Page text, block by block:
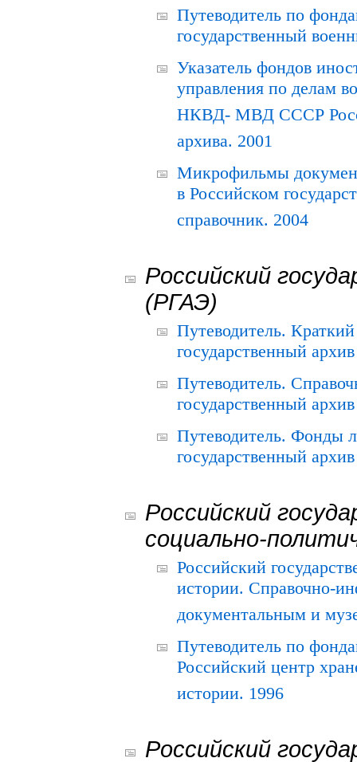
Путеводитель по
государственный
Указатель фондов
управления по делам
НКВД- МВД СССР
архива. 2001
Микрофильмы
в Российском
справочник. 2004
Российский
(РГАЭ)
Путеводитель.
государственный
Путеводитель.
государственный
Путеводитель. Фонды
государственный
Российский
социально-
Российский
истории. Справочно-
документальным и
Путеводитель по
Российский центр
истории. 1996
Российский